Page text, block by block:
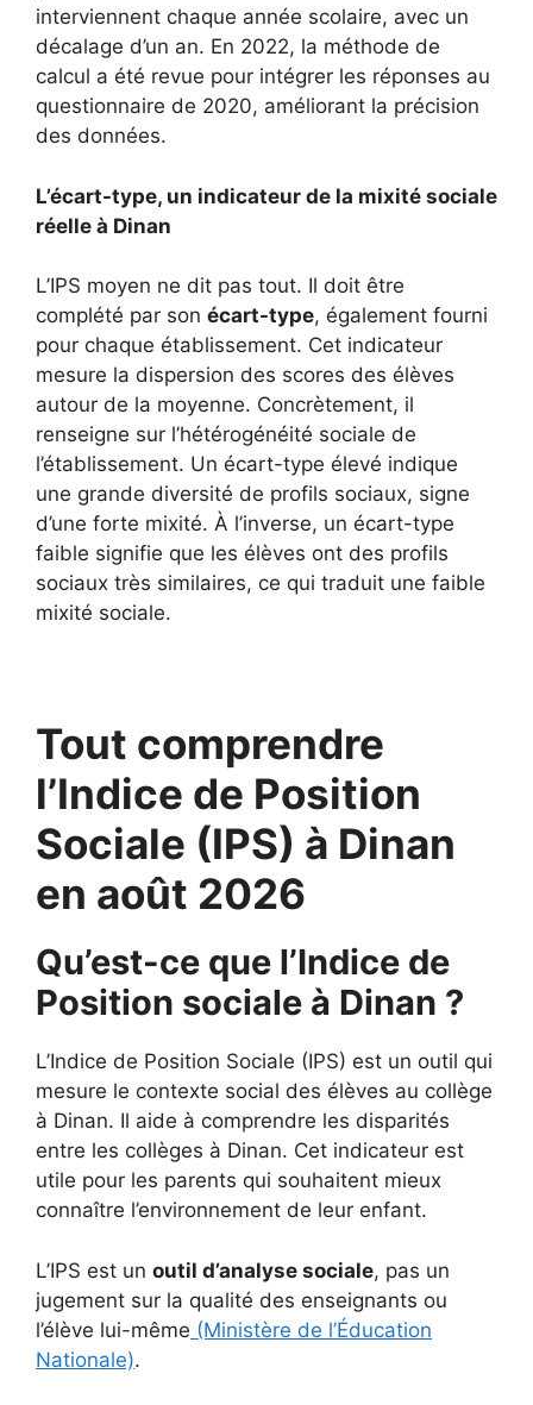
interviennent chaque année scolaire, avec un
décalage d’un an. En 2022, la méthode de
calcul a été revue pour intégrer les réponses au
questionnaire de 2020, améliorant la précision
des données.
L’écart-type, un indicateur de la mixité sociale
réelle à Dinan
L’IPS moyen ne dit pas tout. Il doit être
complété par son écart-type, également fourni
pour chaque établissement. Cet indicateur
mesure la dispersion des scores des élèves
autour de la moyenne. Concrètement, il
renseigne sur l’hétérogénéité sociale de
l’établissement. Un écart-type élevé indique
une grande diversité de profils sociaux, signe
d’une forte mixité. À l’inverse, un écart-type
faible signifie que les élèves ont des profils
sociaux très similaires, ce qui traduit une faible
mixité sociale.
Tout comprendre
l’Indice de Position
Sociale (IPS) à Dinan
en août 2026
Qu’est-ce que l’Indice de
Position sociale à Dinan ?
L’Indice de Position Sociale (IPS) est un outil qui
mesure le contexte social des élèves au collège
à Dinan. Il aide à comprendre les disparités
entre les collèges à Dinan. Cet indicateur est
utile pour les parents qui souhaitent mieux
connaître l’environnement de leur enfant.
L’IPS est un outil d’analyse sociale, pas un
jugement sur la qualité des enseignants ou
l’élève lui-même (Ministère de l’Éducation
Nationale).